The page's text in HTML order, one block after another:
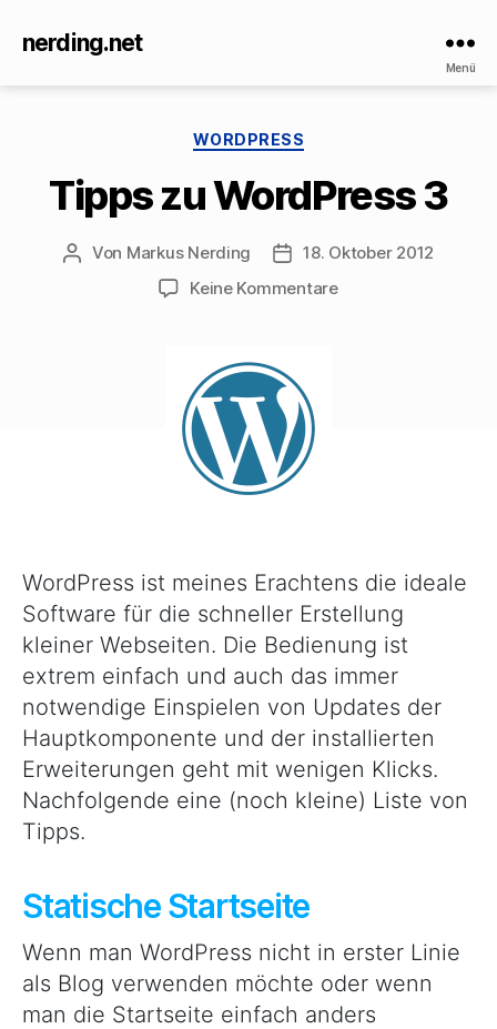
nerding.net
Menü
Kategorien
WORDPRESS
Tipps zu WordPress 3
Beitragsautor
Von Markus Nerding Veröffentlichungsdatum
18. Oktober 2012
Keine Kommentarezu
WordPress ist meines Erachtens die ideale
Software für die schneller Erstellung
kleiner Webseiten. Die Bedienung ist
extrem einfach und auch das immer
notwendige Einspielen von Updates der
Hauptkomponente und der installierten
Erweiterungen geht mit wenigen Klicks.
Nachfolgende eine (noch kleine) Liste von
Tipps.
Statische Startseite
Wenn man WordPress nicht in erster Linie
als Blog verwenden möchte oder wenn
man die Startseite einfach anders